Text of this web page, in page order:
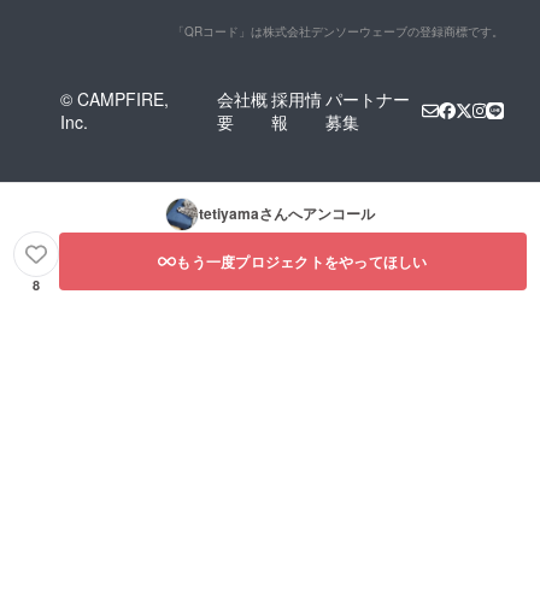
「QRコード」は株式会社デンソーウェーブの登録商標です。
© CAMPFIRE,
Inc.
会社概
要
採用情
報
パートナー
募集
tetiyamaさんへアンコール
8
もう一度プロジェクトをやってほしい